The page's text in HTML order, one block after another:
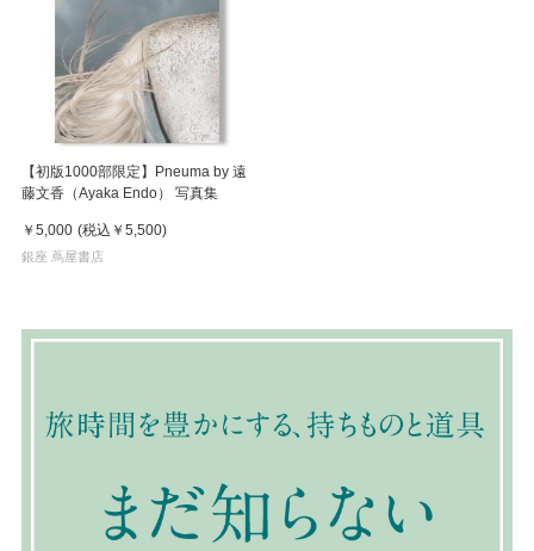
【初版1000部限定】Pneuma by 遠
藤文香（Ayaka Endo） 写真集
￥5,000 (税込 ￥5,500)
銀座 蔦屋書店